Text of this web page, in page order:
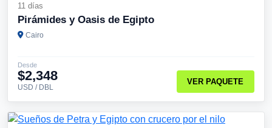
11 días
Pirámides y Oasis de Egipto
Cairo
Desde
$2,348
USD / DBL
VER PAQUETE